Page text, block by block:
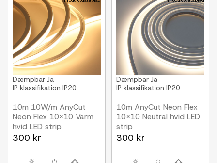
Dæmpbar Ja
IP klassifikation IP20
10m 10W/m AnyCut
Neon Flex 10x10 Varm
hvid LED strip
24V DC, Ingen
300 kr
Dæmpbar Ja
IP klassifikation IP20
10m AnyCut Neon Flex
10x10 Neutral hvid LED
strip
10W/m, 24V, Ingen
300 kr